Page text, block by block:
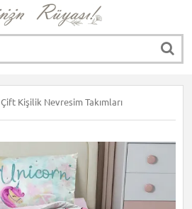
Çift Kişilik Nevresim Takımları